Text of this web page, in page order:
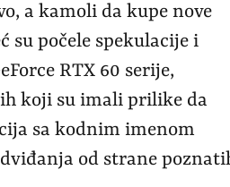
a kamoli da kupe nove
su počele spekulacije i
RTX 60 serije,
koji su imali prilike da
sa kodnim imenom
od strane